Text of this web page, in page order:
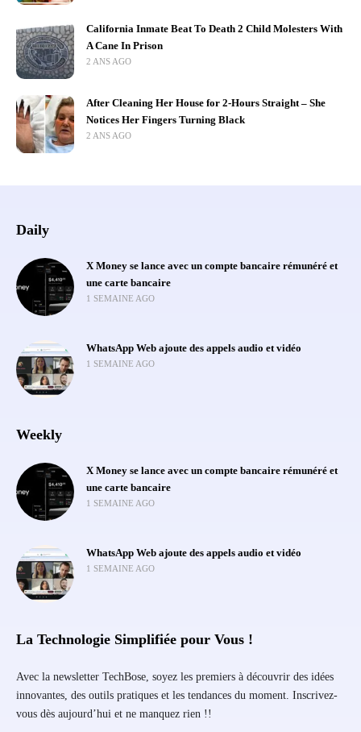
California Inmate Beat To Death 2 Child Molesters With
A Cane In Prison
2 ANS AGO
After Cleaning Her House for 2-Hours Straight – She
Notices Her Fingers Turning Black
2 ANS AGO
Daily
X Money se lance avec un compte bancaire rémunéré et
une carte bancaire
1 SEMAINE AGO
WhatsApp Web ajoute des appels audio et vidéo
1 SEMAINE AGO
Weekly
X Money se lance avec un compte bancaire rémunéré et
une carte bancaire
1 SEMAINE AGO
WhatsApp Web ajoute des appels audio et vidéo
1 SEMAINE AGO
La Technologie Simplifiée pour Vous !
Avec la newsletter TechBose, soyez les premiers à découvrir des idées
innovantes, des outils pratiques et les tendances du moment. Inscrivez-
vous dès aujourd’hui et ne manquez rien !!